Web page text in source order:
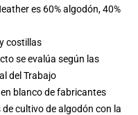
es 60% algodón, 40%
costillas
se evalúa según las
del Trabajo
blanco de fabricantes
cultivo de algodón con la